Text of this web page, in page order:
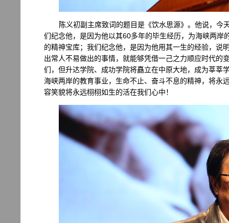
陈义初副主席致词的题目是《饮水思源》。他说，
们纪念他，是因为他以其60多年的毕生经历，为海峡两
的精神宝库；我们纪念他，是因为他用其一生的经验，说
出常人不易做出的事情，就能够凭借一己之力顺应时代的
们，但升达学院、成功学院将矗立在中原大地，成为莘莘
海峡两岸的教育事业，生命不止、奋斗不息的精神，将永
容笑貌将永远栩栩如生的活在我们心中！